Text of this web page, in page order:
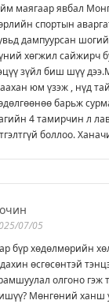
маягаар явбал
спортын
дампуурсан
хөгжил сайжирч
зүйл биш шүү
юм үзэж , нүд
барьж
4 тамирчин л
боллоо.
07/05
бүр хөдөлмөрийн
өсгөсөнтэй
олгоно гэж
Мөнгөний ханш